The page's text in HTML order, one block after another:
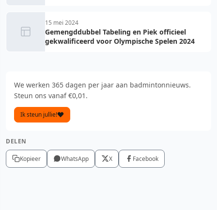
15 mei 2024
Gemengddubbel Tabeling en Piek officieel
gekwalificeerd voor Olympische Spelen 2024
We werken 365 dagen per jaar aan badmintonnieuws.
Steun ons vanaf €0,01.
Ik steun jullie!
DELEN
Kopieer WhatsApp X Facebook